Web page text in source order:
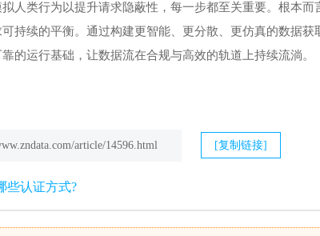
人类行为以提升请求隐蔽性，每一步都至关重要。根本
持续的平衡。通过构建更智能、更分散、更仿真的数据
的运行基础，让数据流在合规与高效的轨道上持续流淌。
article/14596.html [复制链接]
些认证方式?